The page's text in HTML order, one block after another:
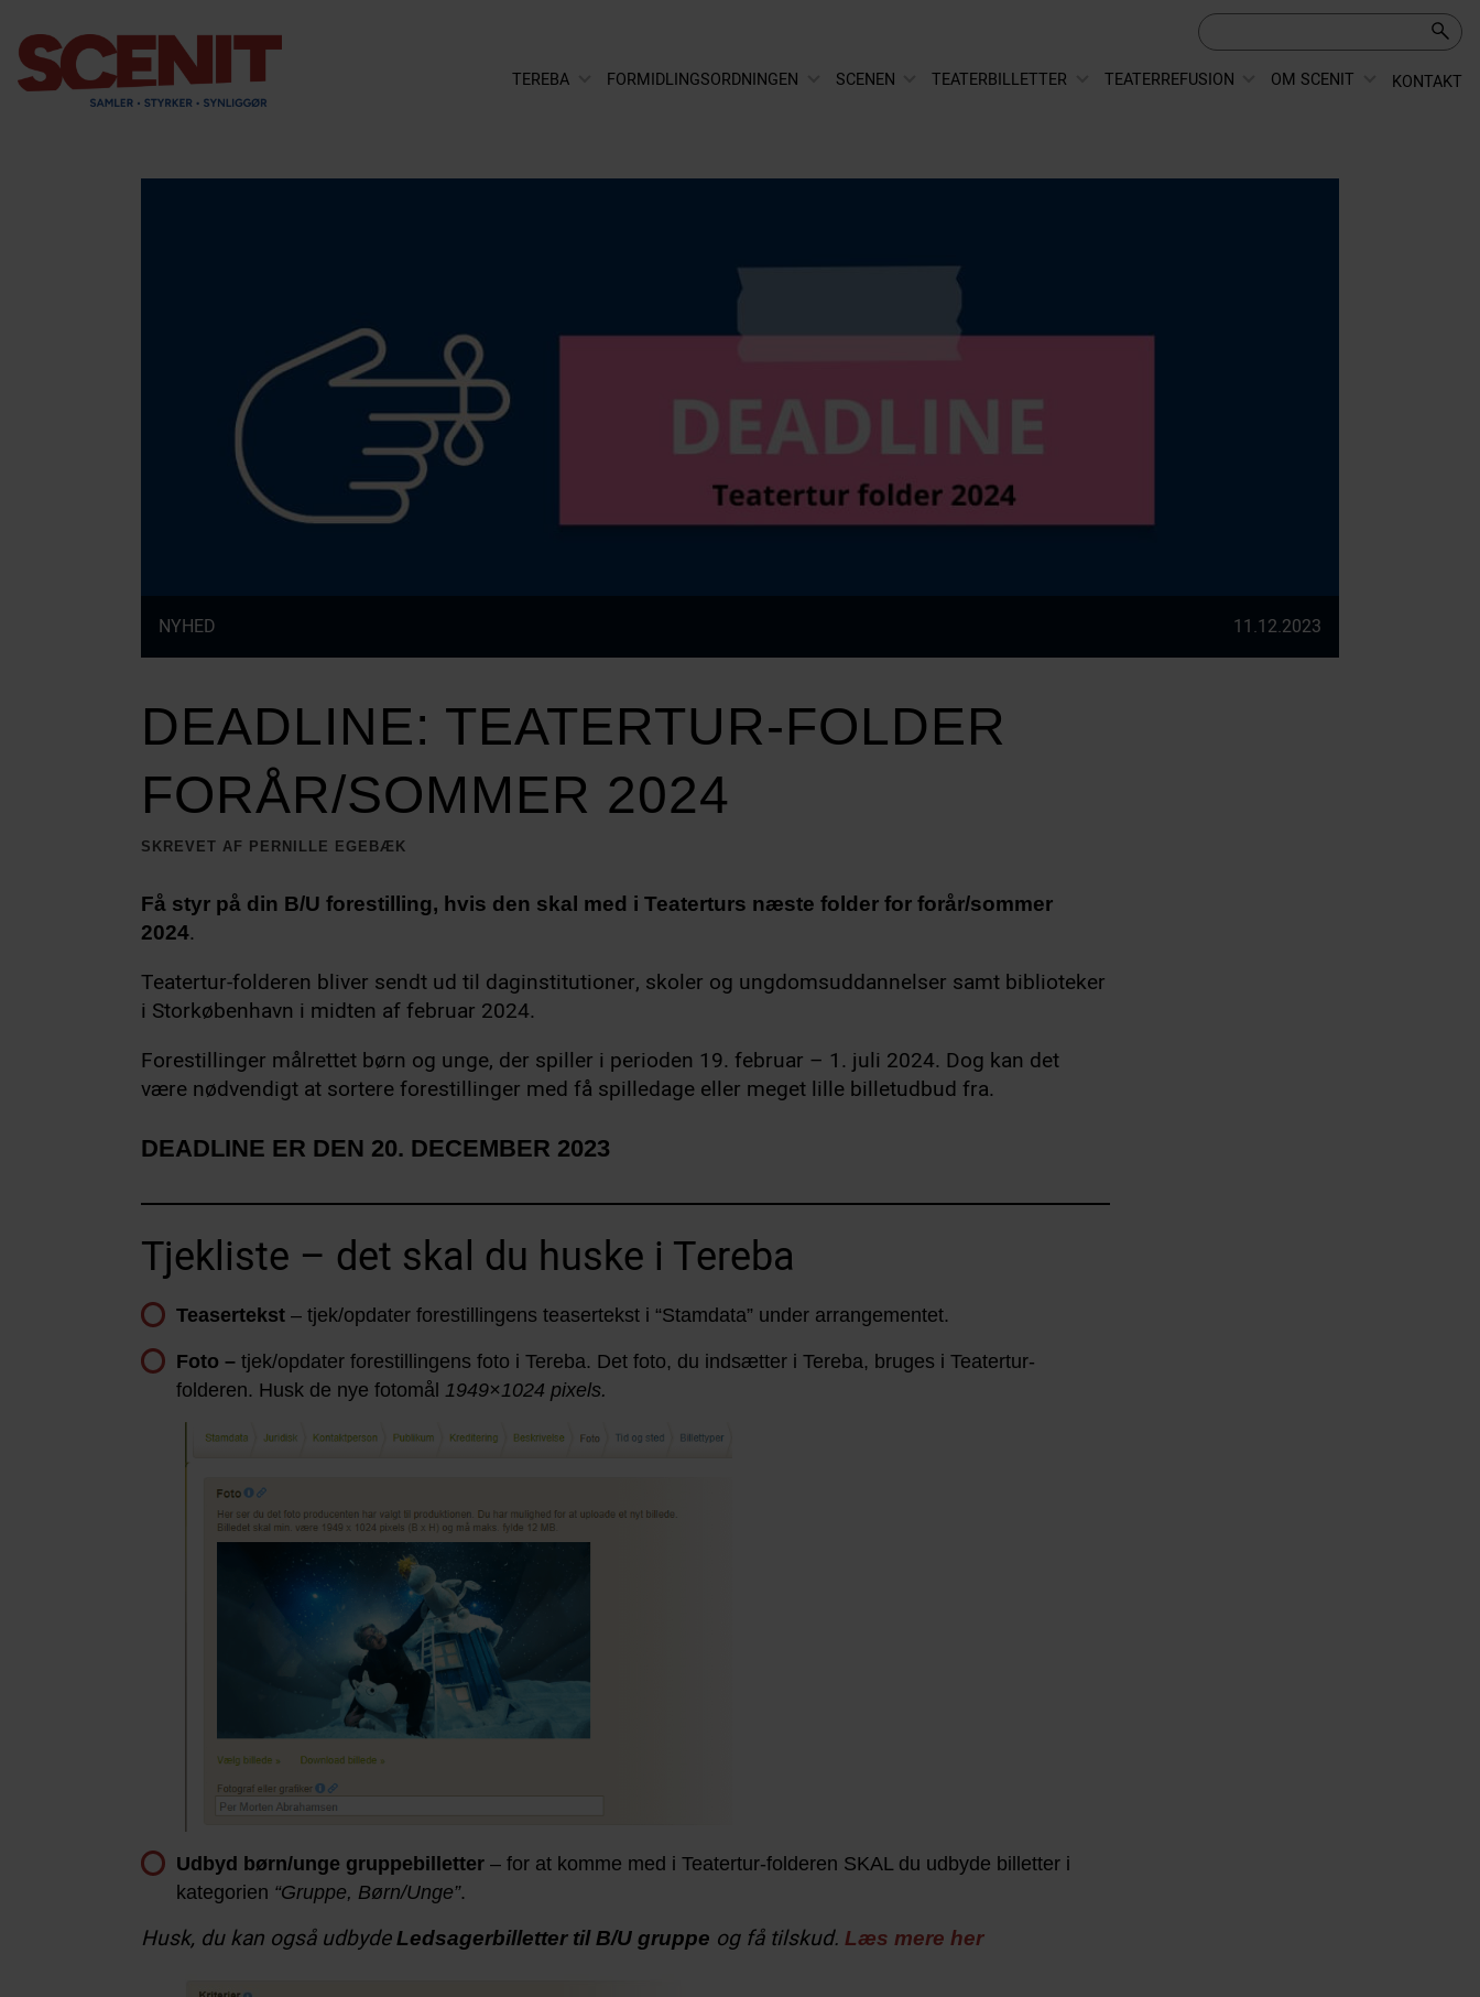
scenit.dk
TEREBA FORMIDLINGSORDNINGEN SCENEN TEATERBILLETTER TEATERREFUSION OM SCENIT KONTAKT
NYHED 11.12.2023
DEADLINE: TEATERTUR-FOLDER
FORÅR/SOMMER 2024
SKREVET AF PERNILLE EGEBÆK
Få styr på din B/U forestilling, hvis den skal med i Teaterturs næste folder for forår/sommer
2024.
Teatertur-folderen bliver sendt ud til daginstitutioner, skoler og ungdomsuddannelser samt biblioteker
i Storkøbenhavn i midten af februar 2024.
Forestillinger målrettet børn og unge, der spiller i perioden 19. februar – 1. juli 2024. Dog kan det
være nødvendigt at sortere forestillinger med få spilledage eller meget lille billetudbud fra.
DEADLINE ER DEN 20. DECEMBER 2023
Tjekliste – det skal du huske i Tereba
Teasertekst – tjek/opdater forestillingens teasertekst i “Stamdata” under arrangementet.
Foto – tjek/opdater forestillingens foto i Tereba. Det foto, du indsætter i Tereba, bruges i Teatertur-
folderen. Husk de nye fotomål 1949×1024 pixels.
Udbyd børn/unge gruppebilletter – for at komme med i Teatertur-folderen SKAL du udbyde billetter i
kategorien “Gruppe, Børn/Unge”.
Husk, du kan også udbydeLedsagerbilletter til B/U gruppe og få tilskud. Læs mere her